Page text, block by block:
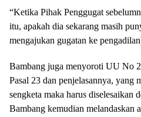
“Ketika Pihak Penggugat
itu, apakah dia sekarang masih
mengajukan gugatan ke
Bambang juga menyoroti UU No
Pasal 23 dan penjelasannya, yang
sengketa maka harus diselesaikan
Bambang kemudian melandaskan